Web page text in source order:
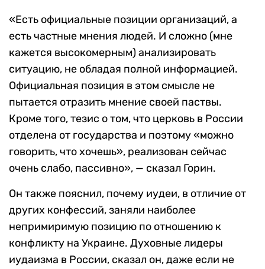
«Есть официальные позиции организаций, а
есть частные мнения людей. И сложно (мне
кажется высокомерным) анализировать
ситуацию, не обладая полной информацией.
Официальная позиция в этом смысле не
пытается отразить мнение своей паствы.
Кроме того, тезис о том, что церковь в России
отделена от государства и поэтому «можно
говорить, что хочешь», реализован сейчас
очень слабо, пассивно», — сказал Горин.
Он также пояснил, почему иудеи, в отличие от
других конфессий, заняли наиболее
непримиримую позицию по отношению к
конфликту на Украине. Духовные лидеры
иудаизма в России, сказал он, даже если не